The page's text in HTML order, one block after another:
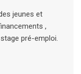
jeunes et
,
pré-emploi.